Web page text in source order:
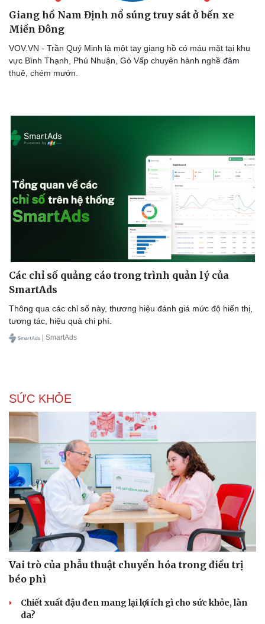
Sức khỏe
Nhi khoa
Nam khoa
Phòng mạch online
Ăn sạch sống khỏe
Giang hồ Nam Định nổ súng truy sát ở bến xe
Miền Đông
VOV.VN - Trần Quý Minh là một tay giang hồ có máu mặt tại khu
vực Bình Thạnh, Phú Nhuận, Gò Vấp chuyên hành nghề đâm
thuê, chém mướn.
Các chỉ số quảng cáo trong trình quản lý của
SmartAds
Thông qua các chỉ số này, thương hiệu đánh giá mức độ hiển thị,
tương tác, hiệu quả chi phí.
| SmartAds
SỨC KHỎE
Vai trò của phẫu thuật chuyển hóa trong điều trị
béo phì
Chiết xuất đậu đen mang lại lợi ích gì cho sức khỏe, làn
da?